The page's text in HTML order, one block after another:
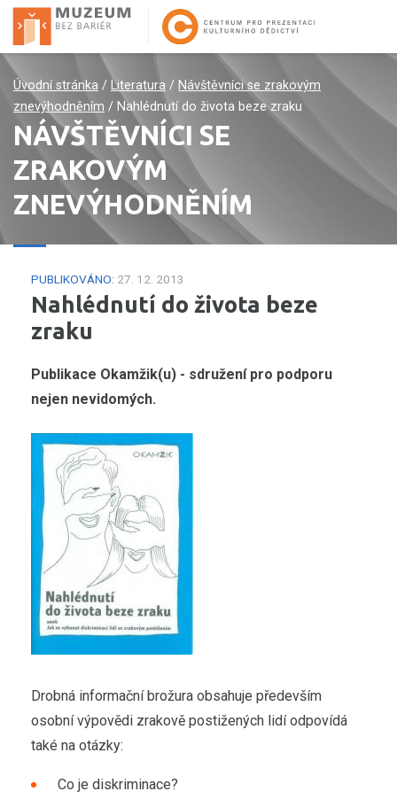
Úvodní stránka / Literatura / Návštěvníci se zrakovým
znevýhodněním / Nahlédnutí do života beze zraku
NÁVŠTĚVNÍCI SE
ZRAKOVÝM
ZNEVÝHODNĚNÍM
PUBLIKOVÁNO: 27. 12. 2013
Nahlédnutí do života beze
zraku
Publikace Okamžik(u) - sdružení pro podporu
nejen nevidomých.
Drobná informační brožura obsahuje především
osobní výpovědi zrakově postižených lidí odpovídá
také na otázky:
Co je diskriminace?